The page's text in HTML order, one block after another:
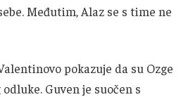
Međutim, Alaz se s time ne
pokazuje da su Ozge
Guven je suočen s